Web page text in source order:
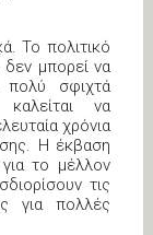
Το πολιτικό
μπορεί να
πολύ σφιχτά
να
χρόνια
Η έκβαση
το μέλλον
τις
για πολλές